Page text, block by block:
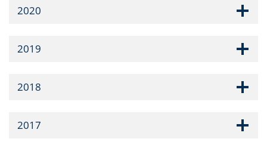
2020
2019
2018
2017